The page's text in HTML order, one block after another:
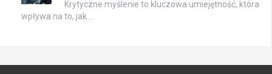
Krytyczne myślenie to kluczowa umiejętność, która
wpływa na to, jak …